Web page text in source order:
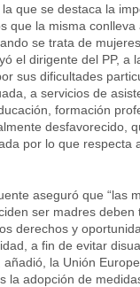
que se destaca la
que la misma conlleva
se trata de
el dirigente del PP, a
sus dificultades
a servicios de
formación
desfavorecido,
por lo que respecta
aseguró que “las
ser madres deben
derechos y
a fin de evitar
añadió, la Unión
la adopción de